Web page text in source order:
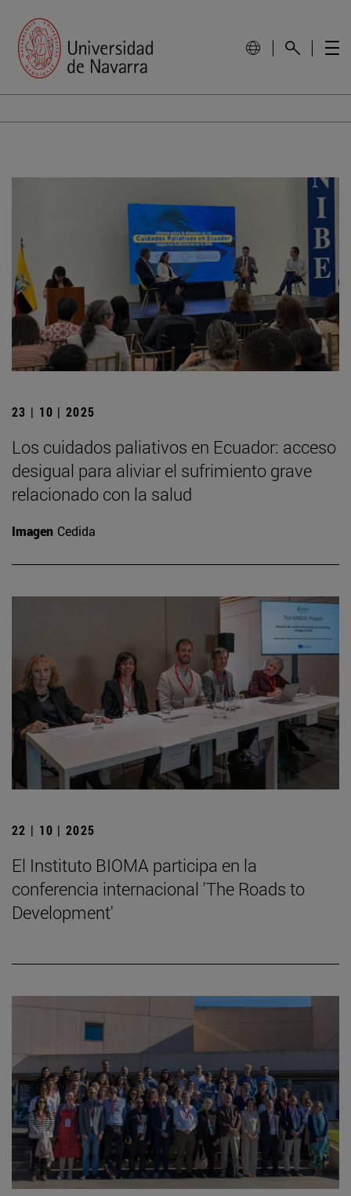
23 | 10 | 2025
Los cuidados paliativos en Ecuador: acceso
desigual para aliviar el sufrimiento grave
relacionado con la salud
Imagen Cedida
22 | 10 | 2025
El Instituto BIOMA participa en la
conferencia internacional 'The Roads to
Development'